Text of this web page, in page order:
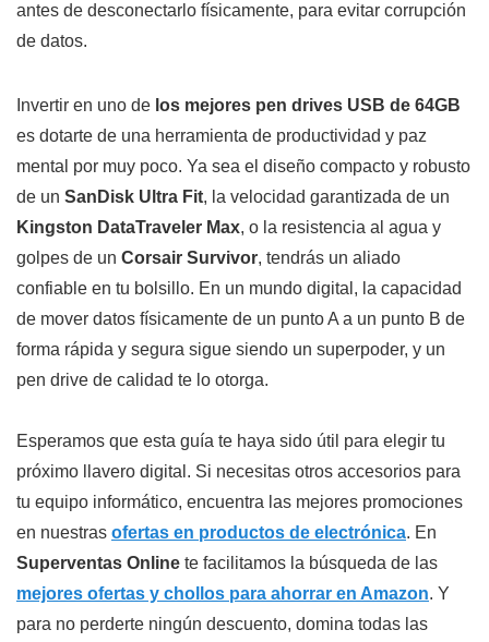
antes de desconectarlo físicamente, para evitar corrupción
de datos.
Invertir en uno de los mejores pen drives USB de 64GB
es dotarte de una herramienta de productividad y paz
mental por muy poco. Ya sea el diseño compacto y robusto
de un SanDisk Ultra Fit, la velocidad garantizada de un
Kingston DataTraveler Max, o la resistencia al agua y
golpes de un Corsair Survivor, tendrás un aliado
confiable en tu bolsillo. En un mundo digital, la capacidad
de mover datos físicamente de un punto A a un punto B de
forma rápida y segura sigue siendo un superpoder, y un
pen drive de calidad te lo otorga.
Esperamos que esta guía te haya sido útil para elegir tu
próximo llavero digital. Si necesitas otros accesorios para
tu equipo informático, encuentra las mejores promociones
en nuestras ofertas en productos de electrónica. En
Superventas Online te facilitamos la búsqueda de las
mejores ofertas y chollos para ahorrar en Amazon. Y
para no perderte ningún descuento, domina todas las